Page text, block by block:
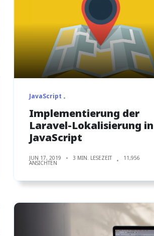
JavaScript
Implementierung der
Laravel-Lokalisierung in
JavaScript
JUN 17, 2019 3 MIN. LESEZEIT 11,956
ANSICHTEN